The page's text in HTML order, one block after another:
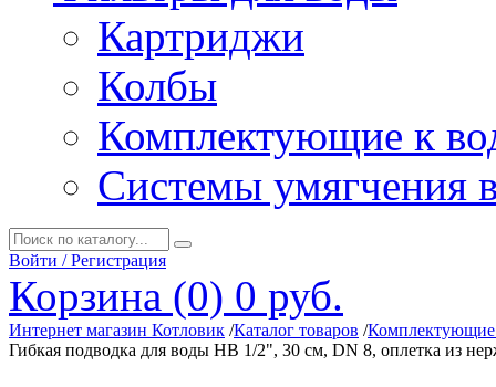
Картриджи
Колбы
Комплектующие к
Системы умягчения
Войти / Регистрация
Корзина (0) 0 руб.
Интернет магазин Котловик /Каталог товаров /Комплектующие
Гибкая подводка для воды НВ 1/2", 30 см, DN 8, оплетка из